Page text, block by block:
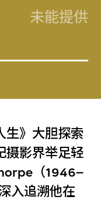
未能提供
生》大胆探索
摄影界举足轻
（1946–
入追溯他在